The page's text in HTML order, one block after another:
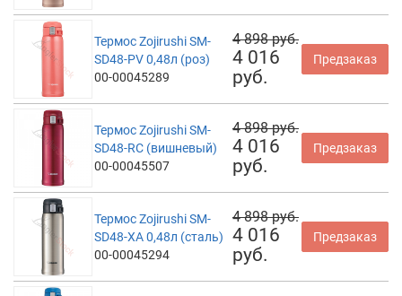
Термос Zojirushi SM-
SD48-PV 0,48л (роз)
00-00045289
4 898 руб.
4 016
руб.
Предзаказ
Термос Zojirushi SM-
SD48-RC (вишневый)
00-00045507
4 898 руб.
4 016
руб.
Предзаказ
Термос Zojirushi SM-
SD48-XA 0,48л (сталь)
00-00045294
4 898 руб.
4 016
руб.
Предзаказ